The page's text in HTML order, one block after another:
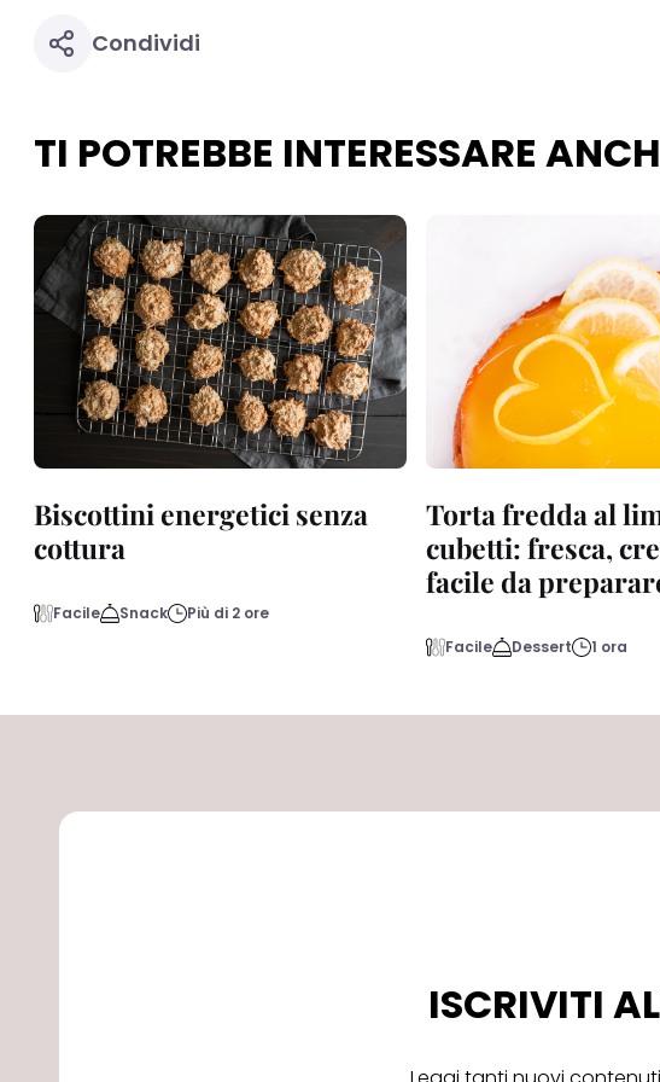
Condividi
TI POTREBBE INTERESSARE
Biscottini energetici senza
cottura
Facile Snack Più di 2 ore
Torta fredda al
cubetti: fresca,
facile da
Facile Dessert 1 ora
ISCRIVITI